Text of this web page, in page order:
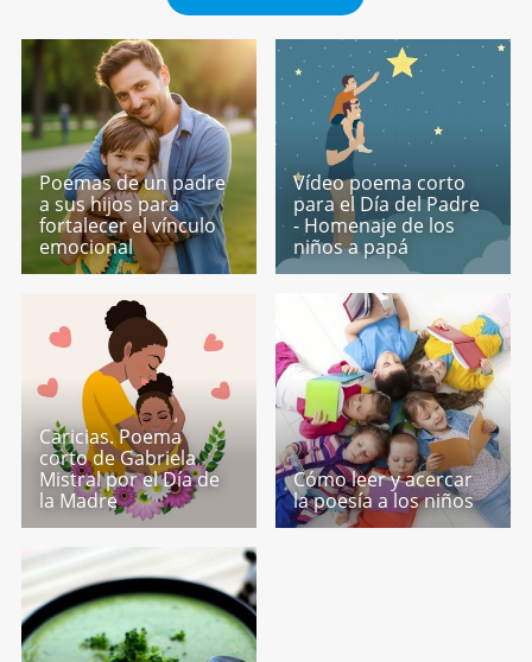
Poemas de un padre
a sus hijos para
fortalecer el vínculo
emocional
Vídeo poema corto
para el Día del Padre
- Homenaje de los
niños a papá
Caricias. Poema
corto de Gabriela
Mistral por el Día de
la Madre
Cómo leer y acercar
la poesía a los niños